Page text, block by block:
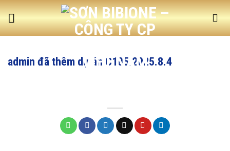
Skip
content
admin đã thêm dự án C105.2025.8.4